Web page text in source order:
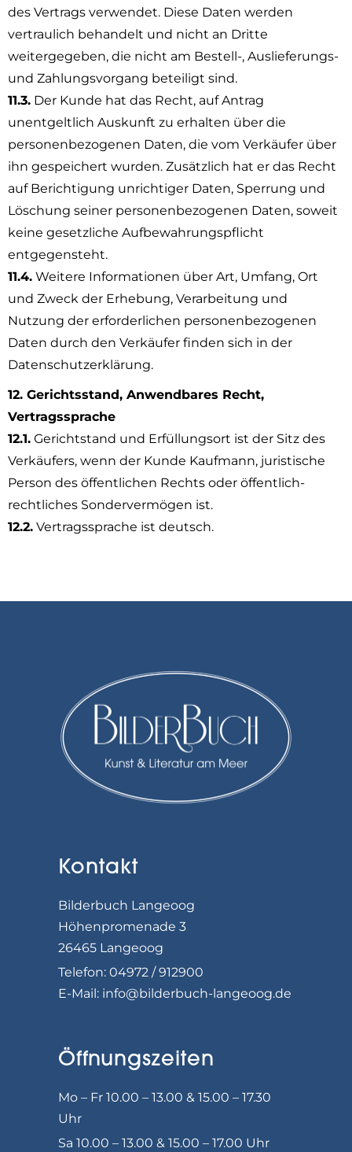
des Vertrags verwendet. Diese Daten werden
vertraulich behandelt und nicht an Dritte
weitergegeben, die nicht am Bestell-, Auslieferungs-
und Zahlungsvorgang beteiligt sind.
11.3. Der Kunde hat das Recht, auf Antrag
unentgeltlich Auskunft zu erhalten über die
personenbezogenen Daten, die vom Verkäufer über
ihn gespeichert wurden. Zusätzlich hat er das Recht
auf Berichtigung unrichtiger Daten, Sperrung und
Löschung seiner personenbezogenen Daten, soweit
keine gesetzliche Aufbewahrungspflicht
entgegensteht.
11.4. Weitere Informationen über Art, Umfang, Ort
und Zweck der Erhebung, Verarbeitung und
Nutzung der erforderlichen personenbezogenen
Daten durch den Verkäufer finden sich in der
Datenschutzerklärung.
12. Gerichtsstand, Anwendbares Recht,
Vertragssprache
12.1. Gerichtstand und Erfüllungsort ist der Sitz des
Verkäufers, wenn der Kunde Kaufmann, juristische
Person des öffentlichen Rechts oder öffentlich-
rechtliches Sondervermögen ist.
12.2. Vertragssprache ist deutsch.
Kontakt
Bilderbuch Langeoog
Höhenpromenade 3
26465 Langeoog
Telefon: 04972 / 912900
E-Mail: info@bilderbuch-langeoog.de
Öffnungszeiten
Mo – Fr 10.00 – 13.00 & 15.00 – 17.30
Uhr
Sa 10.00 – 13.00 & 15.00 – 17.00 Uhr